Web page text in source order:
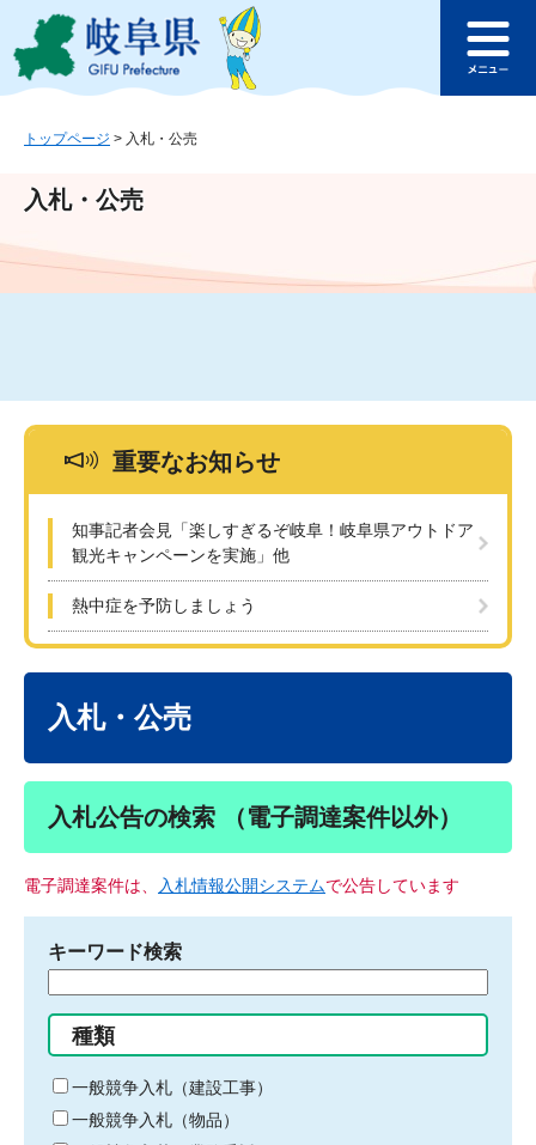
ジ
ュ
文
このページの本文へ
ュ
トップページ > 入札・公売
入札・公売
重要なお知らせ
知事記者会見「楽しすぎるぞ岐阜！岐阜県アウトドア
観光キャンペーンを実施」他
熱中症を予防しましょう
入札・公売
入札公告の検索 （電子調達案件以外）
電子調達案件は、 入札情報公開システムで公告しています
キーワード検索
る
キ
ー
ワ
種類
一般競争入札（建設工事）
一般競争入札（物品）